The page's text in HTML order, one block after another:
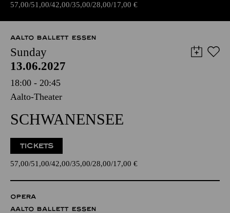
57,00 51,00 42,00 35,00 28,00 17,00 €
AALTO BALLETT ESSEN
Sunday
13.06.2027
18:00 - 20:45
Aalto-Theater
SCHWANENSEE
TICKETS
57,00 51,00 42,00 35,00 28,00 17,00 €
OPERA
AALTO BALLETT ESSEN